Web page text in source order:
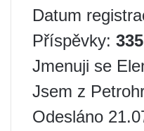
Datum
Příspěvky: 335
Jmenuji se
Jsem z
Odesláno